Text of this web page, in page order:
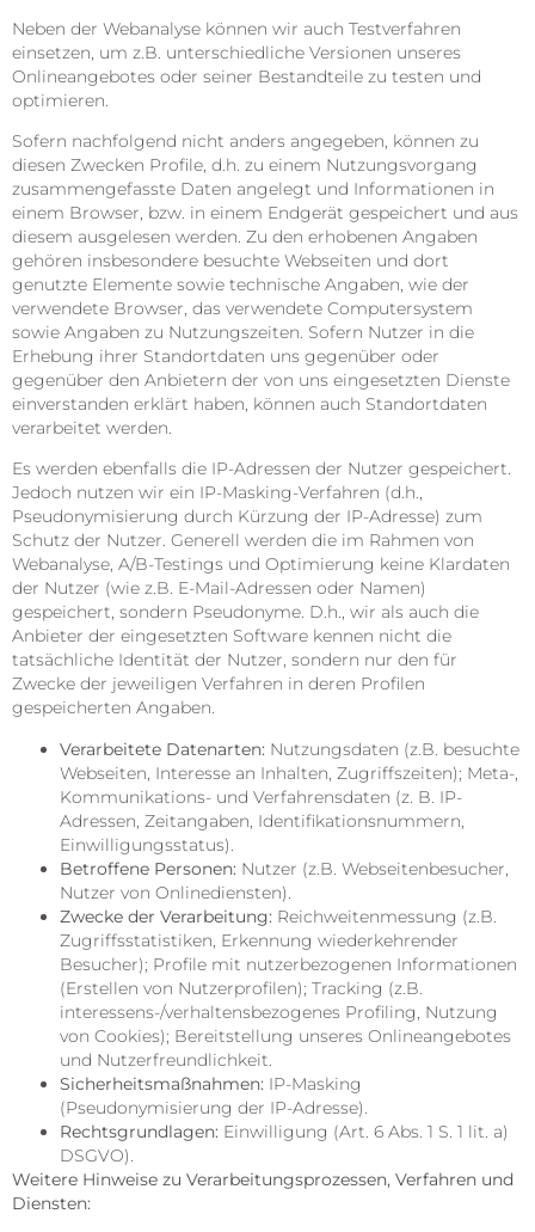
Neben der Webanalyse können wir auch Testverfahren
einsetzen, um z.B. unterschiedliche Versionen unseres
Onlineangebotes oder seiner Bestandteile zu testen und
optimieren.
Sofern nachfolgend nicht anders angegeben, können zu
diesen Zwecken Profile, d.h. zu einem Nutzungsvorgang
zusammengefasste Daten angelegt und Informationen in
einem Browser, bzw. in einem Endgerät gespeichert und aus
diesem ausgelesen werden. Zu den erhobenen Angaben
gehören insbesondere besuchte Webseiten und dort
genutzte Elemente sowie technische Angaben, wie der
verwendete Browser, das verwendete Computersystem
sowie Angaben zu Nutzungszeiten. Sofern Nutzer in die
Erhebung ihrer Standortdaten uns gegenüber oder
gegenüber den Anbietern der von uns eingesetzten Dienste
einverstanden erklärt haben, können auch Standortdaten
verarbeitet werden.
Es werden ebenfalls die IP-Adressen der Nutzer gespeichert.
Jedoch nutzen wir ein IP-Masking-Verfahren (d.h.,
Pseudonymisierung durch Kürzung der IP-Adresse) zum
Schutz der Nutzer. Generell werden die im Rahmen von
Webanalyse, A/B-Testings und Optimierung keine Klardaten
der Nutzer (wie z.B. E-Mail-Adressen oder Namen)
gespeichert, sondern Pseudonyme. D.h., wir als auch die
Anbieter der eingesetzten Software kennen nicht die
tatsächliche Identität der Nutzer, sondern nur den für
Zwecke der jeweiligen Verfahren in deren Profilen
gespeicherten Angaben.
Verarbeitete Datenarten: Nutzungsdaten (z.B. besuchte
Webseiten, Interesse an Inhalten, Zugriffszeiten); Meta-,
Kommunikations- und Verfahrensdaten (z. B. IP-
Adressen, Zeitangaben, Identifikationsnummern,
Einwilligungsstatus).
Betroffene Personen: Nutzer (z.B. Webseitenbesucher,
Nutzer von Onlinediensten).
Zwecke der Verarbeitung: Reichweitenmessung (z.B.
Zugriffsstatistiken, Erkennung wiederkehrender
Besucher); Profile mit nutzerbezogenen Informationen
(Erstellen von Nutzerprofilen); Tracking (z.B.
interessens-/verhaltensbezogenes Profiling, Nutzung
von Cookies); Bereitstellung unseres Onlineangebotes
und Nutzerfreundlichkeit.
Sicherheitsmaßnahmen: IP-Masking
(Pseudonymisierung der IP-Adresse).
Rechtsgrundlagen: Einwilligung (Art. 6 Abs. 1 S. 1 lit. a)
DSGVO).
Weitere Hinweise zu Verarbeitungsprozessen, Verfahren und
Diensten: